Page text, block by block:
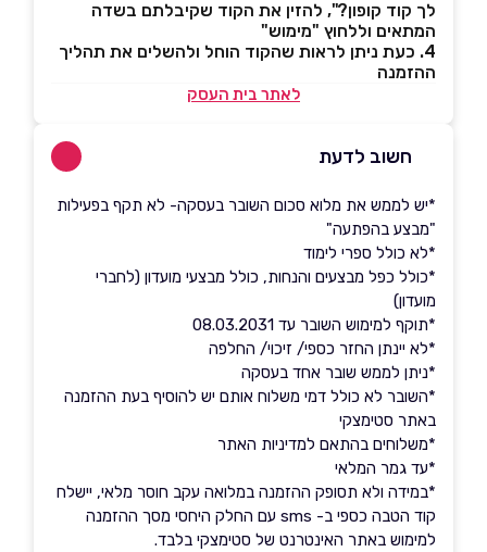
לך קוד קופון?", להזין את הקוד שקיבלתם בשדה
המתאים וללחוץ "מימוש"
4. כעת ניתן לראות שהקוד הוחל ולהשלים את תהליך
ההזמנה
לאתר בית העסק
חשוב לדעת
*יש לממש את מלוא סכום השובר בעסקה- לא תקף בפעילות
"מבצע בהפתעה"
*לא כולל ספרי לימוד
*כולל כפל מבצעים והנחות, כולל מבצעי מועדון (לחברי
מועדון)
*תוקף למימוש השובר עד 08.03.2031
*לא יינתן החזר כספי/ זיכוי/ החלפה
*ניתן לממש שובר אחד בעסקה
*השובר לא כולל דמי משלוח אותם יש להוסיף בעת ההזמנה
באתר סטימצקי
*משלוחים בהתאם למדיניות האתר
*עד גמר המלאי
*במידה ולא תסופק ההזמנה במלואה עקב חוסר מלאי, יישלח
קוד הטבה כספי ב- sms עם החלק היחסי מסך ההזמנה
למימוש באתר האינטרנט של סטימצקי בלבד.